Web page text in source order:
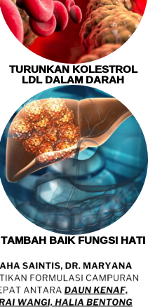
TURUNKAN KOLESTROL
LDL DALAM DARAH
TAMBAH BAIK FUNGSI HATI